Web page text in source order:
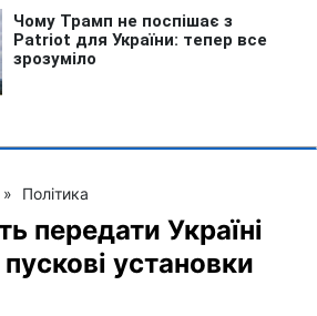
» Політика
передати Україні
установки